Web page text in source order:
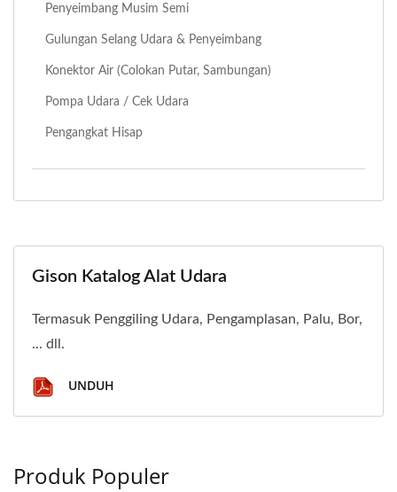
Penyeimbang Musim Semi
Gulungan Selang Udara & Penyeimbang
Konektor Air (Colokan Putar, Sambungan)
Pompa Udara / Cek Udara
Pengangkat Hisap
Gison Katalog Alat Udara
Termasuk Penggiling Udara, Pengamplasan, Palu, Bor,
... dll.
UNDUH
Produk Populer